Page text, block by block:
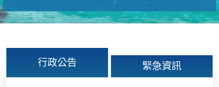
行政公告 緊急資訊